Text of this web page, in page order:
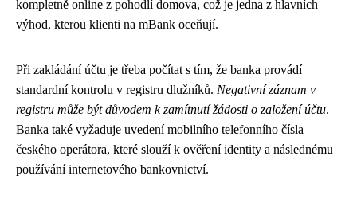
kompletně online z pohodlí domova, což je jedna z hlavních
výhod, kterou klienti na mBank oceňují.
Při zakládání účtu je třeba počítat s tím, že banka provádí
standardní kontrolu v registru dlužníků. Negativní záznam v
registru může být důvodem k zamítnutí žádosti o založení účtu.
Banka také vyžaduje uvedení mobilního telefonního čísla
českého operátora, které slouží k ověření identity a následnému
používání internetového bankovnictví.